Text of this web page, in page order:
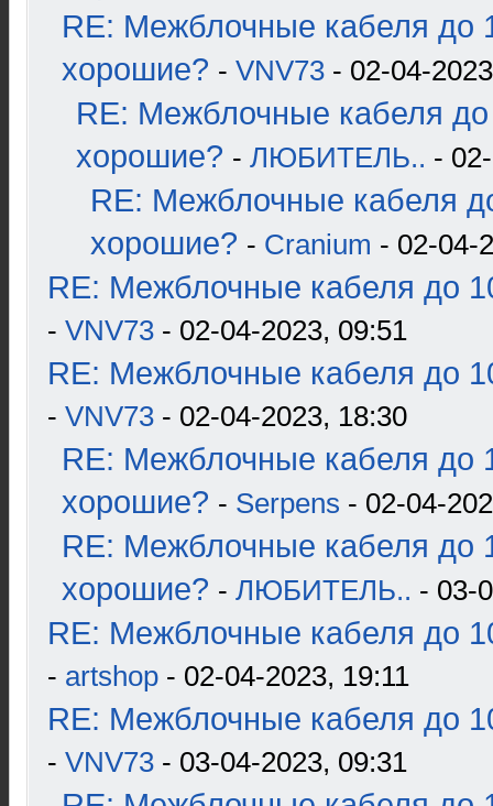
RE: Межблочные кабеля до
хорошие? - VNV73 - 02-04-
RE: Межблочные кабеля до
хорошие? - ЛЮБИТЕЛЬ.. -
RE: Межблочные кабеля
хорошие? - Cranium - 02-04-
RE: Межблочные кабеля до
- VNV73 - 02-04-2023, 09:51
RE: Межблочные кабеля до
- VNV73 - 02-04-2023, 18:30
RE: Межблочные кабеля до
хорошие? - Serpens - 02-04-
RE: Межблочные кабеля до
хорошие? - ЛЮБИТЕЛЬ.. - 03-
RE: Межблочные кабеля до
- artshop - 02-04-2023, 19:11
RE: Межблочные кабеля до
- VNV73 - 03-04-2023, 09:31